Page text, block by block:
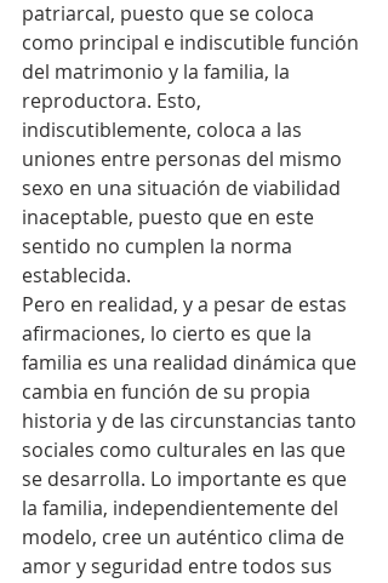
patriarcal, puesto que se coloca
como principal e indiscutible función
del matrimonio y la familia, la
reproductora. Esto,
indiscutiblemente, coloca a las
uniones entre personas del mismo
sexo en una situación de viabilidad
inaceptable, puesto que en este
sentido no cumplen la norma
establecida.
Pero en realidad, y a pesar de estas
afirmaciones, lo cierto es que la
familia es una realidad dinámica que
cambia en función de su propia
historia y de las circunstancias tanto
sociales como culturales en las que
se desarrolla. Lo importante es que
la familia, independientemente del
modelo, cree un auténtico clima de
amor y seguridad entre todos sus